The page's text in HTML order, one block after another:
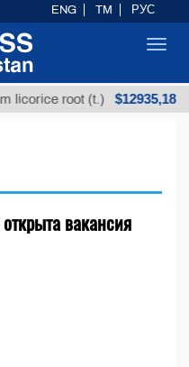
licorice root (t.) $12935,18
вакансия
ENG TM РУС